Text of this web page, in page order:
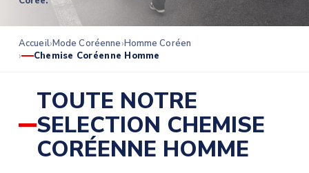
Accueil Mode Coréenne Homme Coréen
Chemise Coréenne Homme
TOUTE NOTRE
SELECTION CHEMISE
CORÉENNE HOMME